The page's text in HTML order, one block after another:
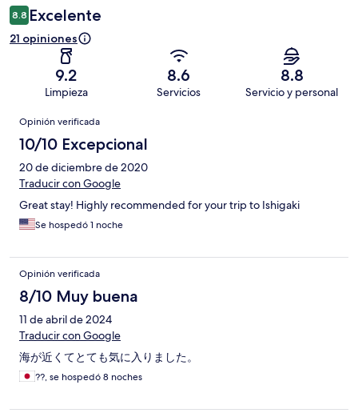
8.8 Excelente
21 opiniones
9.2
Limpieza
8.6
Servicios
8.8
Servicio y personal
Opiniones
Opinión verificada
10/10 Excepcional
20 de diciembre de 2020
Traducir con Google
Great stay! Highly recommended for your trip to Ishigaki
Se hospedó 1 noche
Opinión verificada
8/10 Muy buena
11 de abril de 2024
Traducir con Google
海が近くてとても気に入りました。
??, se hospedó 8 noches